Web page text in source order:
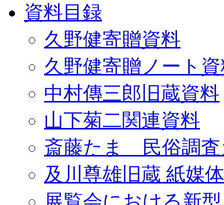
資料目録
久野健寄贈資料
久野健寄贈ノート
中村傳三郎旧蔵資料
山下菊二関連資料
斎藤たま 民俗調査
及川尊雄旧蔵 紙媒